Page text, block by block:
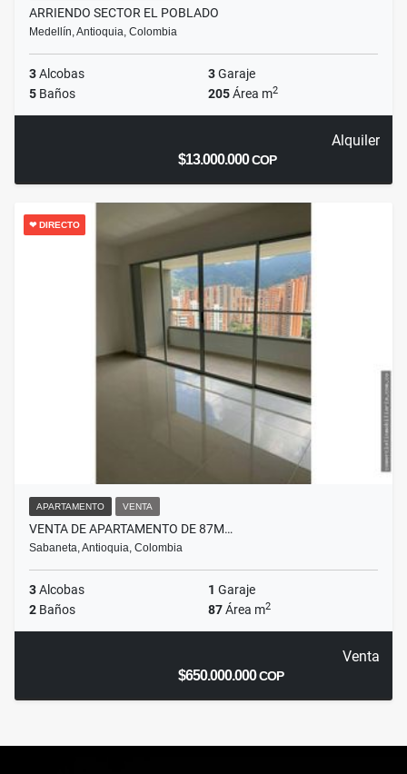
ARRIENDO SECTOR EL POBLADO
Medellín, Antioquia, Colombia
3Alcobas 3Garaje
5 Baños 205Área m2
Alquiler
$13.000.000COP
❤ DIRECTO
APARTAMENTO VENTA
VENTA DE APARTAMENTO DE 87M…
Sabaneta, Antioquia, Colombia
3Alcobas 1 Garaje
2 Baños 87Área m2
Venta
$650.000.000COP